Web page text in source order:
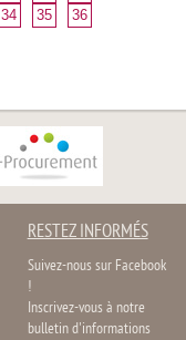
34 35
36
RESTEZ INFORMÉS
Suivez-nous sur Facebook
!
Inscrivez-vous à notre
bulletin d'informations